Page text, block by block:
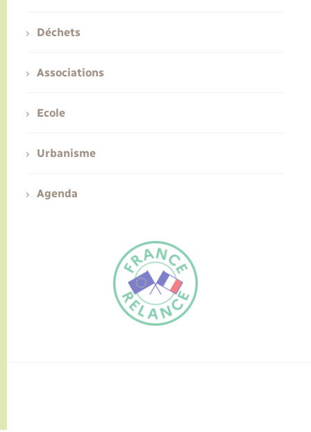
FR
Déchets
Associations
Ecole
Urbanisme
Agenda